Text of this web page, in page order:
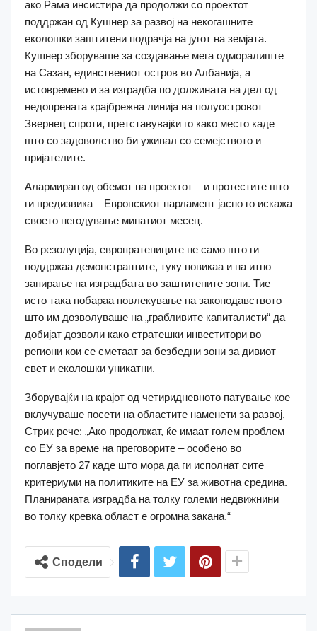
ако Рама инсистира да продолжи со проектот
поддржан од Кушнер за развој на некогашните
еколошки заштитени подрачја на југот на земјата.
Кушнер зборуваше за создавање мега одморалиште
на Сазан, единствениот остров во Албанија, а
истовремено и за изградба по должината на дел од
недопрената крајбрежна линија на полуостровот
Звернец спроти, претставувајќи го како место каде
што со задоволство би уживал со семејството и
пријателите.
Алармиран од обемот на проектот – и протестите што
ги предизвика – Европскиот парламент јасно го искажа
своето негодување минатиот месец.
Во резолуција, европратениците не само што ги
поддржаа демонстрантите, туку повикаа и на итно
запирање на изградбата во заштитените зони. Тие
исто така побараа повлекување на законодавството
што им дозволуваше на „грабливите капиталисти“ да
добијат дозволи како стратешки инвеститори во
региони кои се сметаат за безбедни зони за дивиот
свет и еколошки уникатни.
Зборувајќи на крајот од четиридневното патување кое
вклучуваше посети на областите наменети за развој,
Стрик рече: „Ако продолжат, ќе имаат голем проблем
со ЕУ за време на преговорите – особено во
поглавјето 27 каде што мора да ги исполнат сите
критериуми на политиките на ЕУ за животна средина.
Планираната изградба на толку големи недвижнини
во толку кревка област е огромна закана.“
Сподели